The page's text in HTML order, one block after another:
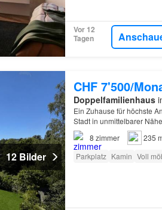
Vor 12
Tagen
12 Bilder
CHF 7'500/
Doppelfamilienhaus
Ein Zuhause für höchste
Stadt in unmittelbarer
grosszügigen Räumen, +
8 zimmer
235
Parkplatz Kamin Voll